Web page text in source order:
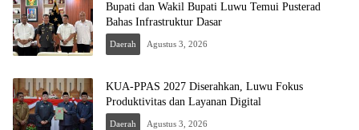
Bupati dan Wakil Bupati Luwu Temui Pusterad
Bahas Infrastruktur Dasar
Daerah Agustus 3, 2026
KUA-PPAS 2027 Diserahkan, Luwu Fokus
Produktivitas dan Layanan Digital
Daerah Agustus 3, 2026